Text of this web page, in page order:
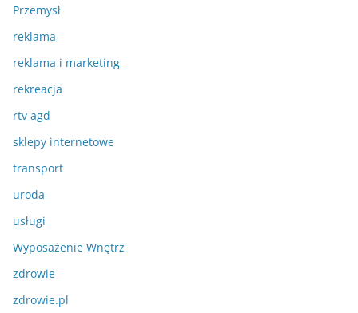
Przemysł
reklama
reklama i marketing
rekreacja
rtv agd
sklepy internetowe
transport
uroda
usługi
Wyposażenie Wnętrz
zdrowie
zdrowie.pl